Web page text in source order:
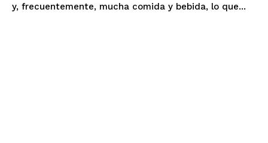
y, frecuentemente, mucha comida y bebida, lo que...